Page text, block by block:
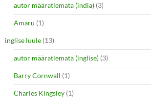
autor määratlemata (india) (3)
Amaru (1)
inglise luule (13)
autor määratlemata (inglise) (3)
Barry Cornwall (1)
Charles Kingsley (1)